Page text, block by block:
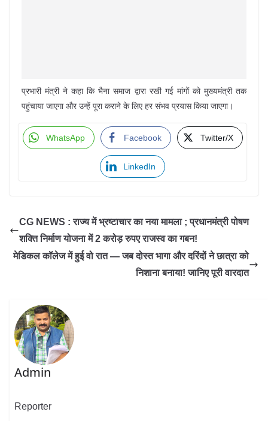
प्रभारी मंत्री ने कहा कि भैना समाज द्वारा रखी गई मांगों को मुख्यमंत्री तक
पहुंचाया जाएगा और उन्हें पूरा कराने के लिए हर संभव प्रयास किया जाएगा।
WhatsApp Facebook Twitter/X
LinkedIn
CG NEWS : राज्य में भ्रष्टाचार का नया मामला ; प्रधानमंत्री पोषण
शक्ति निर्माण योजना में 2 करोड़ रुपए राजस्व का गबन!
मेडिकल कॉलेज में हुई वो रात — जब दोस्त भागा और दरिंदों ने छात्रा को
निशाना बनाया! जानिए पूरी वारदात
Admin
Reporter